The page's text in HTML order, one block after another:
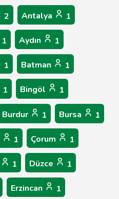
2 Antalya 1
1 Aydın 1
1 Batman 1
1 Bingöl 1
Burdur 1 Bursa 1
1 Çorum 1
1 Düzce 1
Erzincan 1